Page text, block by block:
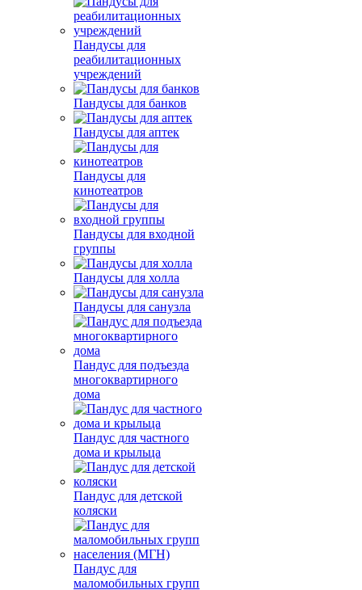
Пандусы для
реабилитационных
учреждений
Пандусы для банков
Пандусы для аптек
Пандусы для
кинотеатров
Пандусы для входной
группы
Пандусы для холла
Пандусы для санузла
Пандус для подъезда
многоквартирного
дома
Пандус для частного
дома и крыльца
Пандус для детской
коляски
Пандус для
маломобильных групп